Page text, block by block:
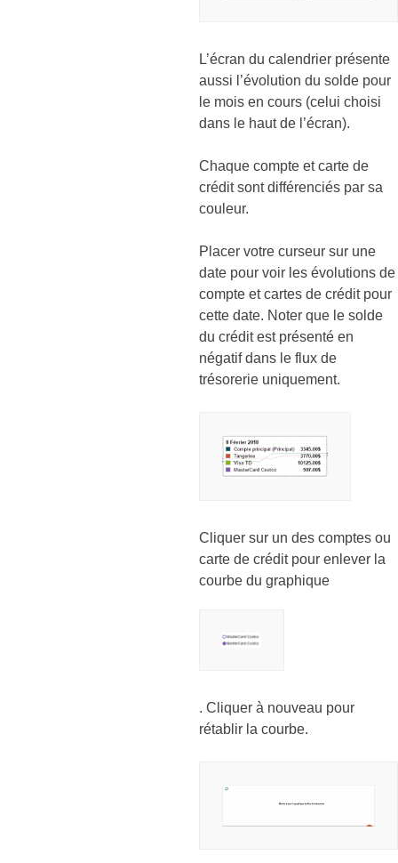
L’écran du calendrier présente
aussi l’évolution du solde pour
le mois en cours (celui choisi
dans le haut de l’écran).
Chaque compte et carte de
crédit sont différenciés par sa
couleur.
Placer votre curseur sur une
date pour voir les évolutions de
compte et cartes de crédit pour
cette date. Noter que le solde
du crédit est présenté en
négatif dans le flux de
trésorerie uniquement.
Cliquer sur un des comptes ou
carte de crédit pour enlever la
courbe du graphique
. Cliquer à nouveau pour
rétablir la courbe.